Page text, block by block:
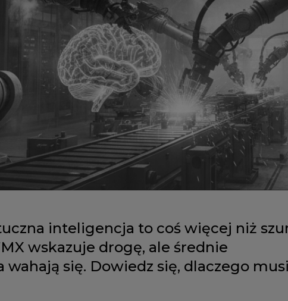
inteligencja to coś więcej niż
wskazuje drogę, ale średnie
wahają się. Dowiedz się, dlaczego